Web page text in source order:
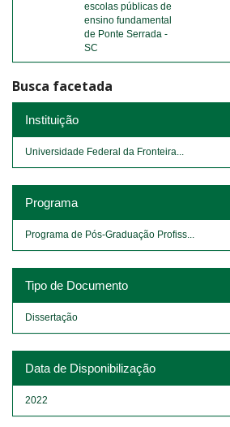
escolas públicas de
ensino fundamental
de Ponte Serrada -
SC
Busca facetada
Instituição
Universidade Federal da Fronteira...
Programa
Programa de Pós-Graduação Profiss...
Tipo de Documento
Dissertação
Data de Disponibilização
2022